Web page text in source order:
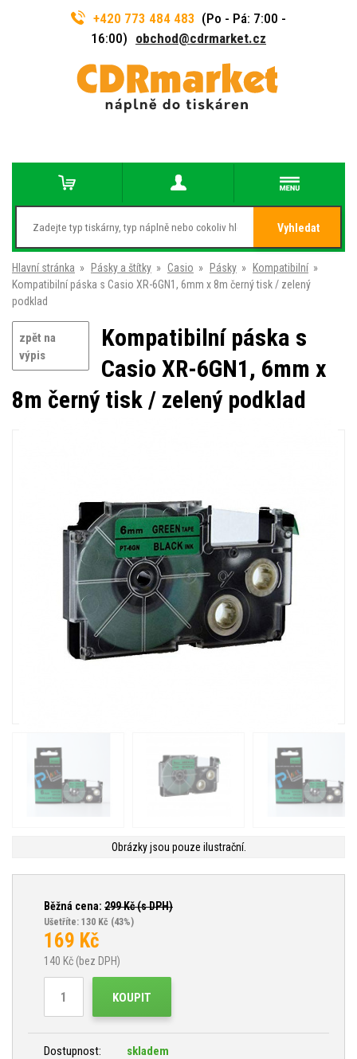
+420 773 484 483 (Po - Pá: 7:00 -
16:00) obchod@cdrmarket.cz
Vyhledat
Hlavní stránka » Pásky a štítky » Casio » Pásky » Kompatibilní »
Kompatibilní páska s Casio XR-6GN1, 6mm x 8m černý tisk / zelený
podklad
zpět na
výpis
Kompatibilní páska s
Casio XR-6GN1, 6mm x
8m černý tisk / zelený podklad
Obrázky jsou pouze ilustrační.
Běžná cena: 299Kč (s DPH)
Ušetříte: 130 Kč (43%)
169 Kč
140 Kč (bez DPH)
KOUPIT
Dostupnost:
skladem